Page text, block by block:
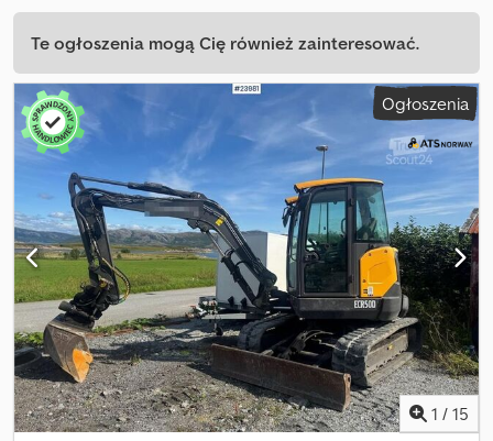
Te ogłoszenia mogą Cię również zainteresować.
Ogłoszenia
1 / 15